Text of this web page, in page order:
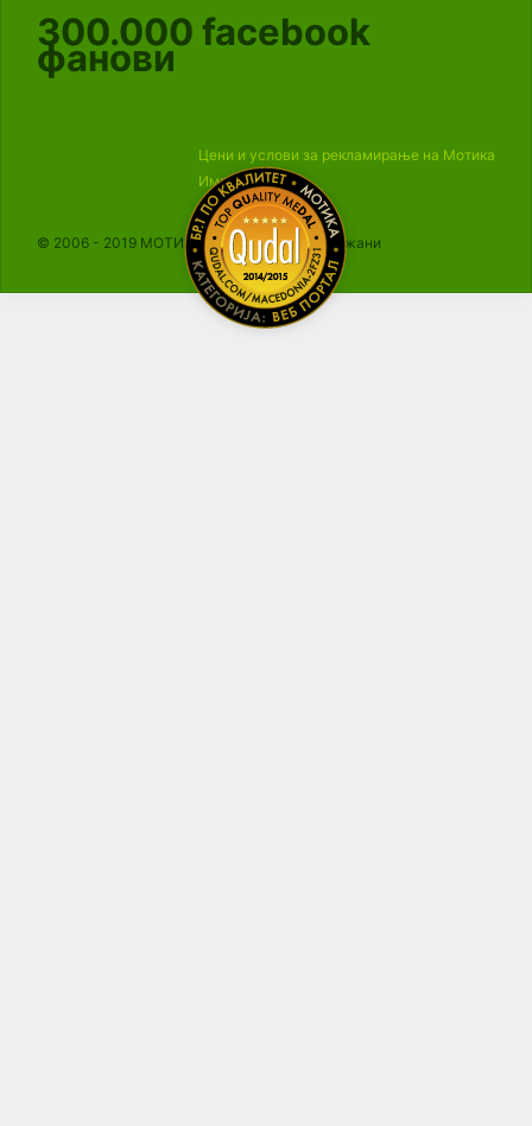
300.000 facebook
фанови
Цени и услови за рекламирање на Мотика
Импресум
© 2006 - 2019 МОТИКА, Сите права се задржани